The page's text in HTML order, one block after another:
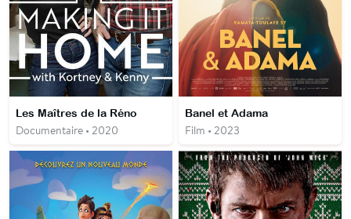
Les Maîtres de la Réno
Documentaire • 2020
Banel et Adama
Film • 2023